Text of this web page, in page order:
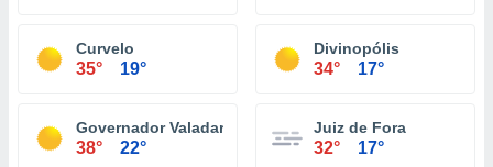
Curvelo
35° 19°
Divinopólis
34° 17°
Governador Valadares
38° 22°
Juiz de Fora
32° 17°